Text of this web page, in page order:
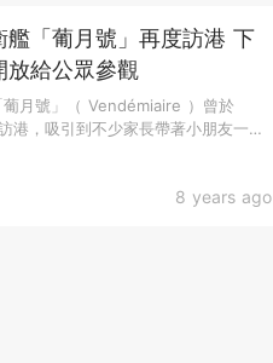
8 years ago
艦「葡月號」再度訪港 下
放給公眾參觀
葡月號」（ Vendémiaire ）曾於
港，吸引到不少家長帶著小朋友一